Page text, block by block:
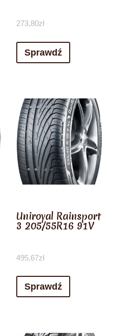
273,80zł
Sprawdź
Uniroyal Rainsport
3 205/55R16 91V
495,67zł
Sprawdź